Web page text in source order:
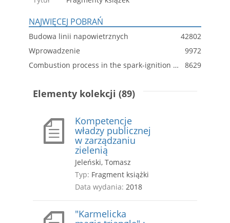
NAJWIĘCEJ POBRAŃ
Budowa linii napowietrznych
42802
Wprowadzenie
9972
Combustion process in the spark-ignition engine with dual-injection system
8629
Elementy kolekcji (89)
Kompetencje
władzy publicznej
w zarządzaniu
zielenią
Jeleński, Tomasz
Typ: Fragment książki
Data wydania: 2018
"Karmelicka